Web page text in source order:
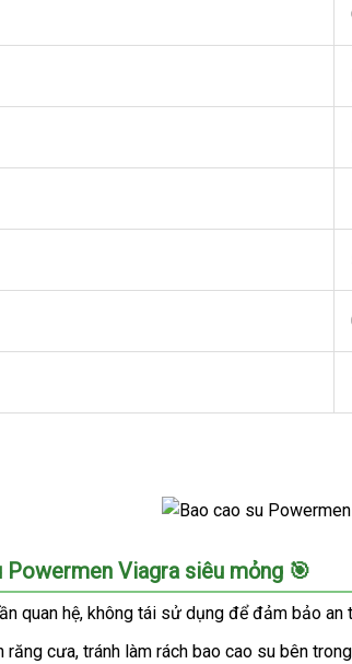
Viagra siêu mỏng 🎯
quan hệ, không tái sử dụng để đảm bảo an
cưa, tránh làm rách bao cao su bên